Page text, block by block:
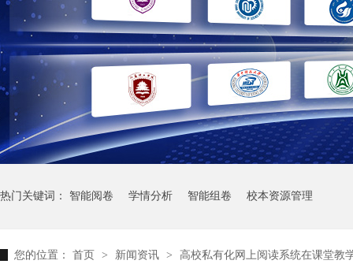
热门关键词： 智能阅卷 学情分析 智能组卷 校本资源管理
您的位置： 首页 > 新闻资讯 > 高校私有化网上阅读系统在课堂教